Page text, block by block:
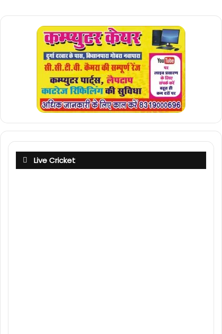
Live Cricket